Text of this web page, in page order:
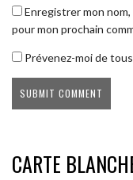
Enregistrer mon
pour mon prochain
Prévenez-moi de
CARTE